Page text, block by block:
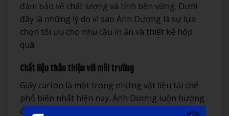
đảm bảo về chất lượng và tính bền vững. Dưới
đây là những lý do vì sao Ánh Dương là sự lựa
chọn tối ưu cho nhu cầu in ấn và thiết kế hộp
quà.
Chất liệu thân thiện với môi trường
Giấy carton là một trong những vật liệu tái chế
phổ biến nhất hiện nay. Ánh Dương luôn hướng
đến việc sử dụng những nguồn nguyên liệu bền